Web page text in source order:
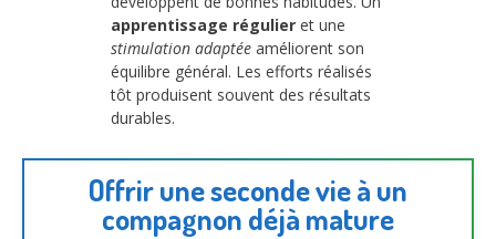
apprentissage régulier et une
stimulation adaptée améliorent son
équilibre général. Les efforts réalisés
tôt produisent souvent des résultats
durables.
Offrir une seconde vie à un
compagnon déjà mature